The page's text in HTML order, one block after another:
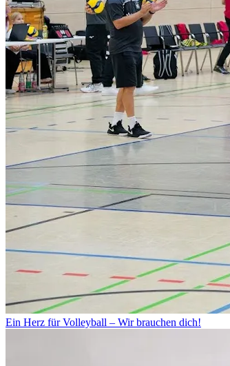
Ein Herz für Volleyball – Wir brauchen dich!